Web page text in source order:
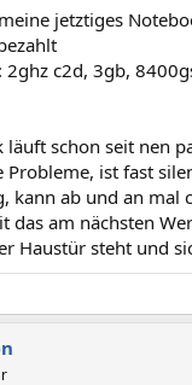
jetztiges
c2d, 3gb,
schon seit nen
ist fast
kann ab und an mal
das am nächsten
Haustür steht und